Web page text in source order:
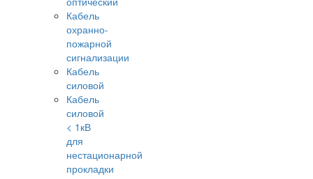
Кабель
охранно-
пожарной
сигнализации
Кабель
силовой
Кабель
силовой
< 1кВ
для
нестационарной
прокладки